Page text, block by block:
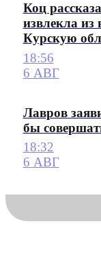
Коц
извлекла
Курскую
18:56
6 АВГ
Лавров
бы
18:32
6 АВГ